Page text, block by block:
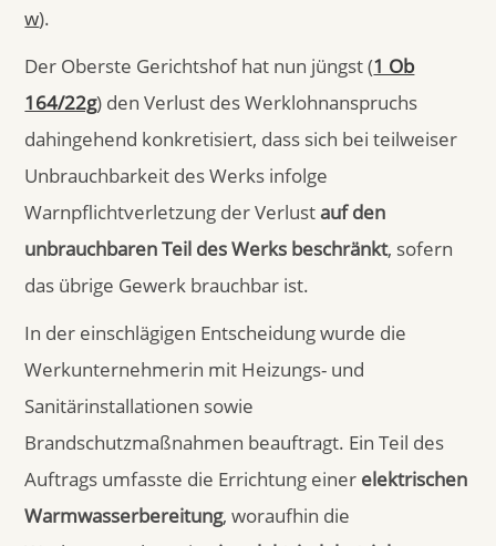
w).
Der Oberste Gerichtshof hat nun jüngst (1 Ob
164/22g) den Verlust des Werklohnanspruchs
dahingehend konkretisiert, dass sich bei teilweiser
Unbrauchbarkeit des Werks infolge
Warnpflichtverletzung der Verlustauf den
unbrauchbaren Teil des Werks beschränkt, sofern
das übrige Gewerk brauchbar ist.
In der einschlägigen Entscheidung wurde die
Werkunternehmerin mit Heizungs- und
Sanitärinstallationen sowie
Brandschutzmaßnahmen beauftragt. Ein Teil des
Auftrags umfasste die Errichtung einer elektrischen
Warmwasserbereitung, woraufhin die